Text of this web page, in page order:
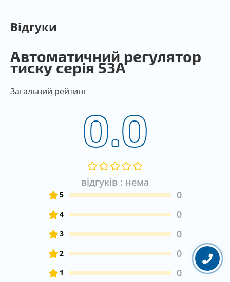
Відгуки
Автоматичний регулятор
тиску серія 53А
Загальний рейтинг
0.0
відгуків : нема
5 0
4 0
3 0
2 0
1 0